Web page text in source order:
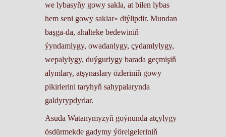
we lybasyňy gowy sakla, at bilen lybas
hem seni gowy saklar» diýlipdir. Mundan
başga-da, ahalteke bedewiniň
ýyndamlygy, owadanlygy, çydamlylygy,
wepalylygy, duýgurlygy barada geçmişiň
alymlary, atşynaslary özleriniň gowy
pikirlerini taryhyň sahypalarynda
galdyrypdyrlar.
Asuda Watanymyzyň goýnunda atçylygy
ösdürmekde gadymy ýörelgeleriniň